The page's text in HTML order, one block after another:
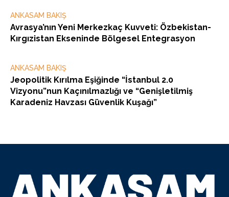
ANKASAM BAKIŞ
Avrasya’nın Yeni Merkezkaç Kuvveti: Özbekistan-
Kırgızistan Ekseninde Bölgesel Entegrasyon
ANKASAM BAKIŞ
Jeopolitik Kırılma Eşiğinde “İstanbul 2.0
Vizyonu”nun Kaçınılmazlığı ve “Genişletilmiş
Karadeniz Havzası Güvenlik Kuşağı”